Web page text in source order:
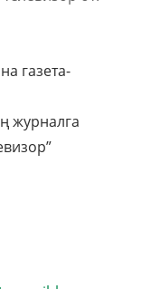
газета-
журналга